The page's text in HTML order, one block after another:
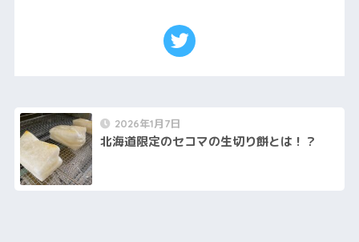
2026年1月7日
北海道限定のセコマの生切り餅とは！？